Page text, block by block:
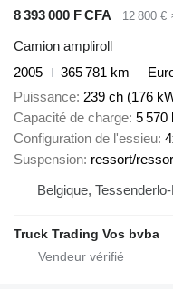
8 393 000 F CFA
12 800 €
Camion ampliroll
2005
365 781 km
Puissance 239 ch (176
Capacité de charge 5 570
Configuration de l'essieu
Suspension ressort/
Belgique,
Truck Trading Vos bvba